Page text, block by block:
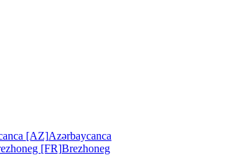
[AZ]Azərbaycanca
[FR]Brezhoneg